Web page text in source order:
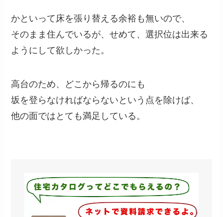
かといって床を張り替える余裕も無いので、
そのまま住んでいるが、せめて、選択位は出来る
ようにして欲しかった。
高台のため、どこから帰るのにも
坂を登らなければならないという点を除けば、
他の面ではとても満足している。